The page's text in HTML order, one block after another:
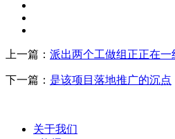
上一篇： 派出两个工做组正正在
下一篇： 是该项目落地推广的沉点
关于我们